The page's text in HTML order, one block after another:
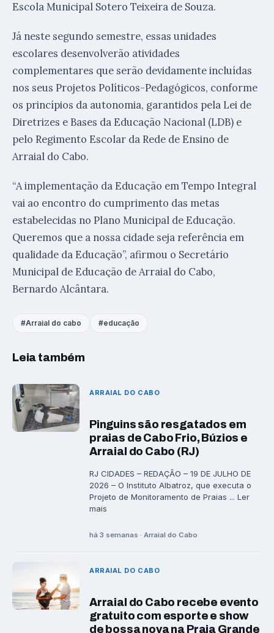
Escola Municipal Sotero Teixeira de Souza.
Já neste segundo semestre, essas unidades
escolares desenvolverão atividades
complementares que serão devidamente incluídas
nos seus Projetos Políticos-Pedagógicos, conforme
os princípios da autonomia, garantidos pela Lei de
Diretrizes e Bases da Educação Nacional (LDB) e
pelo Regimento Escolar da Rede de Ensino de
Arraial do Cabo.
“A implementação da Educação em Tempo Integral
vai ao encontro do cumprimento das metas
estabelecidas no Plano Municipal de Educação.
Queremos que a nossa cidade seja referência em
qualidade da Educação”, afirmou o Secretário
Municipal de Educação de Arraial do Cabo,
Bernardo Alcântara.
Arraial do cabo educação
Leia também
ARRAIAL DO CABO
Pinguins são resgatados em
praias de Cabo Frio, Búzios e
Arraial do Cabo (RJ)
RJ CIDADES – REDAÇÃO – 19 DE JULHO DE
2026 – O Instituto Albatroz, que executa o
Projeto de Monitoramento de Praias ... Ler
mais
há 3 semanas · Arraial do Cabo
ARRAIAL DO CABO
Arraial do Cabo recebe evento
gratuito com esporte e show
de bossa nova na Praia Grande